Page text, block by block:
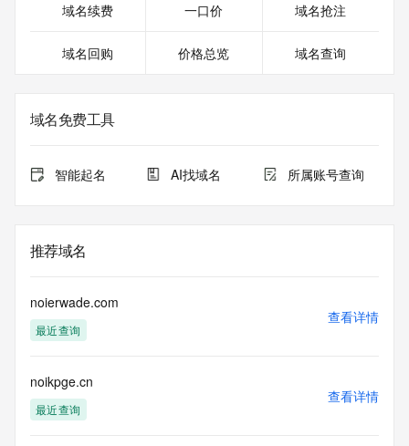
域名续费 一口价 域名抢注
域名回购 价格总览 域名查询
域名免费工具
智能起名 AI找域名 所属账号查询
推荐域名
noierwade.com
最近查询
查看详情
noikpge.cn
最近查询
查看详情